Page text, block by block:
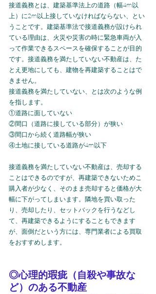
接道義務とは、建築基準法上の道路（幅4m以
上）に2m以上接していなければならない、とい
うことです。建築基準法で接道義務が設けられ
ている理由は、火災や災害の時に緊急車両が入
って作業できるスペースを確保することが目的
です。接道義務を満たしていない不動産は、た
とえ更地にしても、建物を再建築することはで
きません。
接道義務を満たしていない、とは次のような例
を指します。
①道路に面していない
②間口（道路に接している部分）が狭い
③間口から続く道路幅が狭い
④土地に接している道路が4m以下
接道義務を満たしていない不動産は、売却する
ことはできるのですが、再建築できないためこ
購入者が少なく、そのまま売却すると価格が大
幅に下がってしまいます。隣地を買い取った
り、売却したり、セットバックを行うなどし
て、再建築できるようにすることもできます
が、面倒だという方には、専門業者による買取
をおすすめします。
◎心理的瑕疵（自殺や事故な
ど）のある不動産